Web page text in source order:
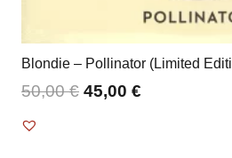
Blondie – Pollinator (Limited
50,00€ 45,00 €